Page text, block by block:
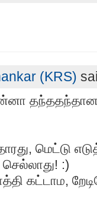
(KRS)
மெட்டு
:)
கட்டாம,